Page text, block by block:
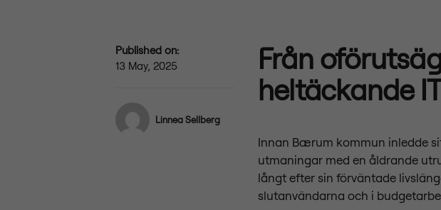
Published on:
13 May, 2025
Linnea Sellberg
Från
heltäckande
Innan Bærum kommun inledde
utmaningar med en åldrande
långt efter sin förväntade
slutanvändarna och i